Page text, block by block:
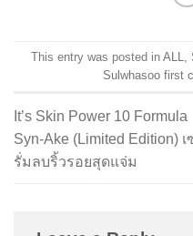
This entry was posted in ALL
Sulwhasoo first
It’s Skin Power 10 Formula
Syn-Ake (Limited Edition) เ
รั่มลบริ้วรอยสุดแจ่ม